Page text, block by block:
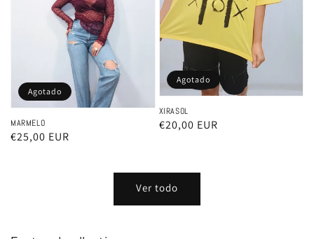
MARMELO
Precio
€25,00 EUR
Agotado
XIRASOL
Precio
€20,00 EUR
Agotado
Ver todo